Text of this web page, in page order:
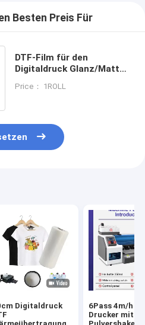
Besten Preis Für
DTF-Film für den
Digitaldruck Glanz/Matte
Price： 1ROLL
Digitaldruck
6Pass 4m/h
Drucker mit